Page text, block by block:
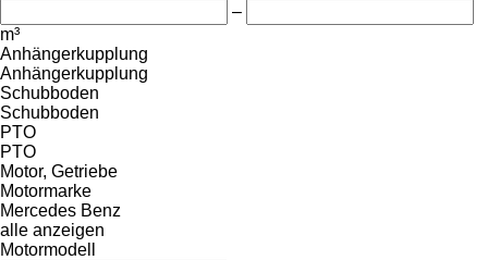
–
m³
Anhängerkupplung
Anhängerkupplung
Schubboden
Schubboden
PTO
PTO
Motor, Getriebe
Motormarke
Mercedes Benz
alle anzeigen
Motormodell